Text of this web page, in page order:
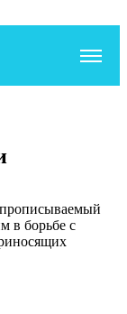
в борьбе с